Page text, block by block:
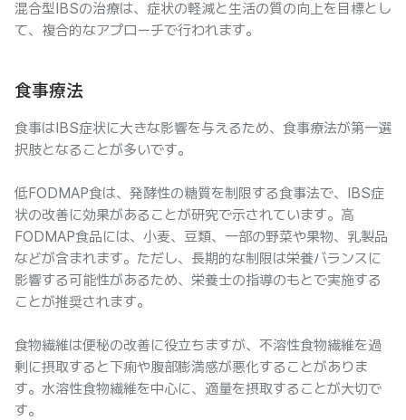
混合型IBSの治療は、症状の軽減と生活の質の向上を目標とし
て、複合的なアプローチで行われます。
食事療法
食事はIBS症状に大きな影響を与えるため、食事療法が第一選
択肢となることが多いです。
低FODMAP食は、発酵性の糖質を制限する食事法で、IBS症
状の改善に効果があることが研究で示されています。高
FODMAP食品には、小麦、豆類、一部の野菜や果物、乳製品
などが含まれます。ただし、長期的な制限は栄養バランスに
影響する可能性があるため、栄養士の指導のもとで実施する
ことが推奨されます。
食物繊維は便秘の改善に役立ちますが、不溶性食物繊維を過
剰に摂取すると下痢や腹部膨満感が悪化することがありま
す。水溶性食物繊維を中心に、適量を摂取することが大切で
す。